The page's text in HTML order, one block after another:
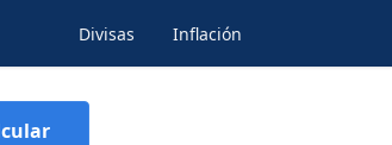
Divisas Inflación